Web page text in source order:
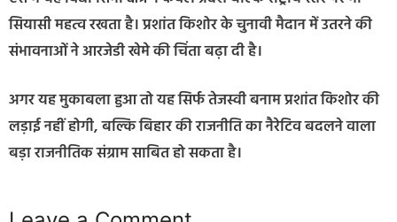
सियासी महत्व रखता है। प्रशांत किशोर के चुनावी मैदान में उतरने की
संभावनाओं ने आरजेडी खेमे की चिंता बढ़ा दी है।
अगर यह मुकाबला हुआ तो यह सिर्फ तेजस्वी बनाम प्रशांत किशोर की
लड़ाई नहीं होगी, बल्कि बिहार की राजनीति का नैरेटिव बदलने वाला
बड़ा राजनीतिक संग्राम साबित हो सकता है।